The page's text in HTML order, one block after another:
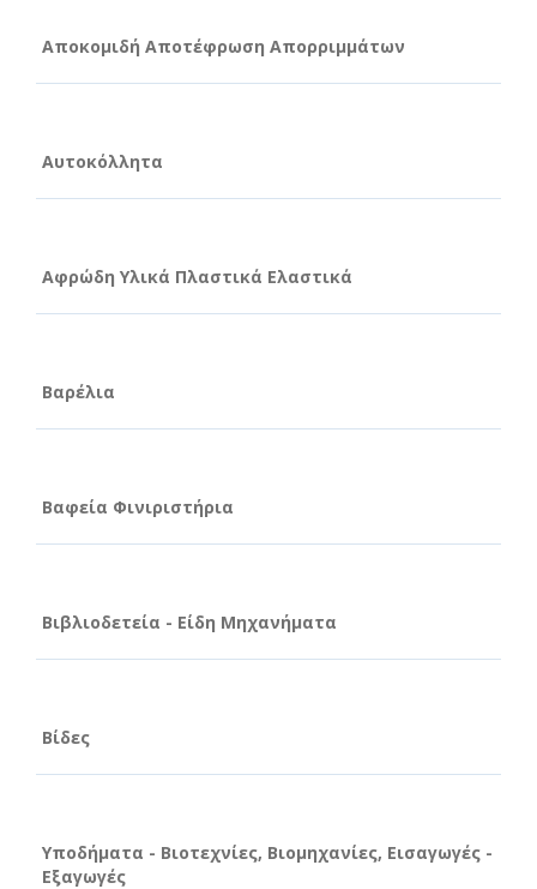
Αποκομιδή Αποτέφρωση Απορριμμάτων
Αυτοκόλλητα
Αφρώδη Υλικά Πλαστικά Ελαστικά
Βαρέλια
Βαφεία Φινιριστήρια
Βιβλιοδετεία - Είδη Μηχανήματα
Βίδες
Υποδήματα - Βιοτεχνίες, Βιομηχανίες, Εισαγωγές -
Εξαγωγές